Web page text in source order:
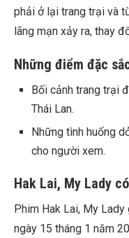
phải ở lại trang trại và
lãng mạn xảy ra, thay
Những điểm đặc
Bối cảnh trang trại
Thái Lan.
Những tình huống
cho người xem.
Hak Lai, My Lady
Phim Hak Lai, My
ngày 15 tháng 1 năm